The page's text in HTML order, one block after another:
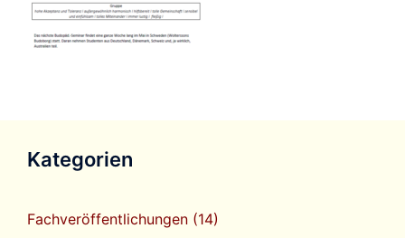
Kategorien
Fachveröffentlichungen (14)